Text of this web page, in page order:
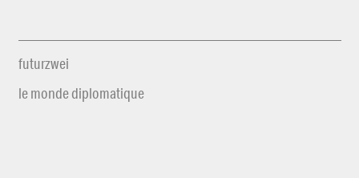
futurzwei
le monde diplomatique